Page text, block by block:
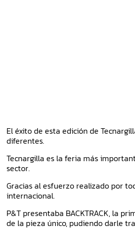
El éxito de esta edición de
diferentes.
Tecnargilla es la feria más
sector.
Gracias al esfuerzo realizado por
internacional.
P&T presentaba BACKTRACK, la
de la pieza único, pudiendo darle